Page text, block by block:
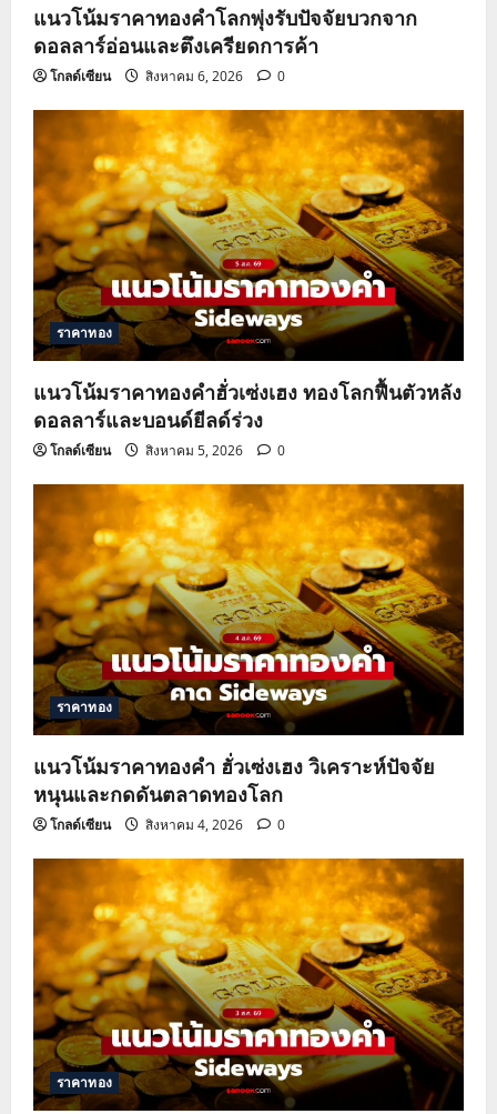
แนวโน้มราคาทองคำโลกพุ่งรับปัจจัยบวกจาก
ดอลลาร์อ่อนและตึงเครียดการค้า
โกลด์เซียน สิงหาคม 6, 2026 0
ราคาทอง
แนวโน้มราคาทองคำฮั่วเซ่งเฮง ทองโลกฟื้นตัวหลัง
ดอลลาร์และบอนด์ยีลด์ร่วง
โกลด์เซียน สิงหาคม 5, 2026 0
ราคาทอง
แนวโน้มราคาทองคำ ฮั่วเซ่งเฮง วิเคราะห์ปัจจัย
หนุนและกดดันตลาดทองโลก
โกลด์เซียน สิงหาคม 4, 2026 0
ราคาทอง